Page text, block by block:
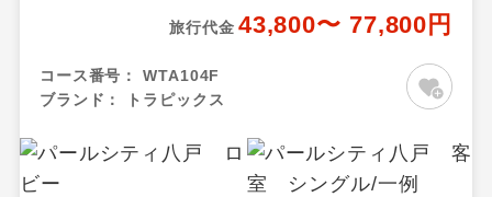
旅行代金 43,800〜 77,800円
コース番号：
WTA104F
ブランド：
トラピックス